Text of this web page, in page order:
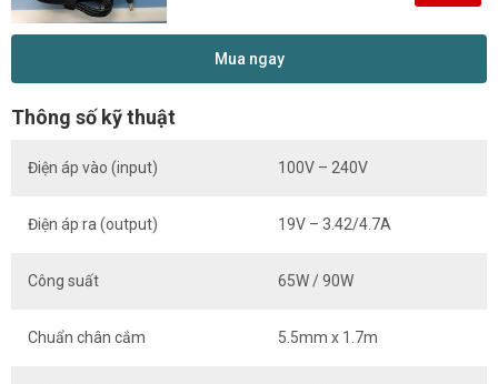
Mua ngay
Thông số kỹ thuật
Điện áp vào (input) 100V – 240V
Điện áp ra (output) 19V – 3.42/4.7A
Công suất 65W / 90W
Chuẩn chân cắm 5.5mm x 1.7m